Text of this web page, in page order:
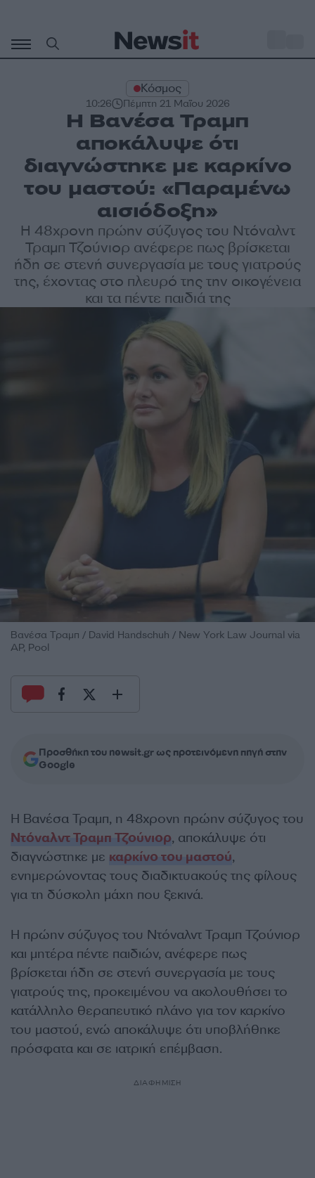
περιεχόμενο
Κόσμος
10:26 Πέμπτη 21 Μαΐου 2026
Η Βανέσα Τραμπ
αποκάλυψε ότι
διαγνώστηκε με καρκίνο
του μαστού: «Παραμένω
αισιόδοξη»
Η 48χρονη πρώην σύζυγος του Ντόναλντ
Τραμπ Τζούνιορ ανέφερε πως βρίσκεται
ήδη σε στενή συνεργασία με τους γιατρούς
της, έχοντας στο πλευρό της την οικογένεια
και τα πέντε παιδιά της
Βανέσα Τραμπ / David Handschuh / New York Law Journal via
AP, Pool
Προσθήκη του newsit.gr ως προτεινόμενη πηγή στην
Google
Η Βανέσα Τραμπ, η 48χρονη πρώην σύζυγος του
Ντόναλντ Τραμπ Τζούνιορ, αποκάλυψε ότι
διαγνώστηκε με καρκίνο του μαστού,
ενημερώνοντας τους διαδικτυακούς της φίλους
για τη δύσκολη μάχη που ξεκινά.
Η πρώην σύζυγος του Ντόναλντ Τραμπ Τζούνιορ
και μητέρα πέντε παιδιών, ανέφερε πως
βρίσκεται ήδη σε στενή συνεργασία με τους
γιατρούς της, προκειμένου να ακολουθήσει το
κατάλληλο θεραπευτικό πλάνο για τον καρκίνο
του μαστού, ενώ αποκάλυψε ότι υποβλήθηκε
πρόσφατα και σε ιατρική επέμβαση.
ΔΙΑΦΗΜΙΣΗ